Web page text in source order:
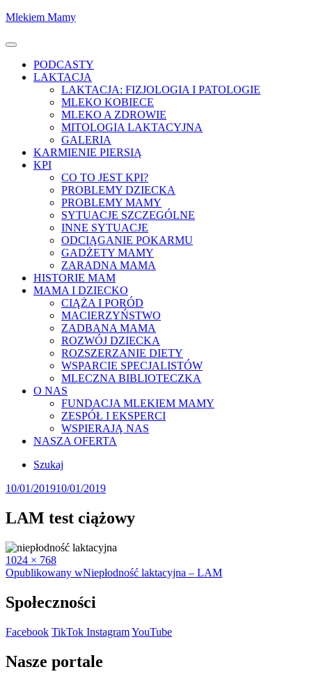
Skocz
treści
Mlekiem Mamy
Menu
PODCASTY
LAKTACJA
LAKTACJA: FIZJOLOGIA I PATOLOGIE
MLEKO KOBIECE
MLEKO A ZDROWIE
MITOLOGIA LAKTACYJNA
GALERIA
KARMIENIE PIERSIĄ
KPI
CO TO JEST KPI?
PROBLEMY DZIECKA
PROBLEMY MAMY
SYTUACJE SZCZEGÓLNE
INNE SYTUACJE
ODCIĄGANIE POKARMU
GADŻETY MAMY
ZARADNA MAMA
HISTORIE MAM
MAMA I DZIECKO
CIĄŻA I PORÓD
MACIERZYŃSTWO
ZADBANA MAMA
ROZWÓJ DZIECKA
ROZSZERZANIE DIETY
WSPARCIE SPECJALISTÓW
MLECZNA BIBLIOTECZKA
O NAS
FUNDACJA MLEKIEM MAMY
ZESPÓŁ I EKSPERCI
WSPIERAJĄ NAS
NASZA OFERTA
Szukaj
Posted
10/01/201910/01/2019
LAM test ciążowy
Full
size
1024 × 768
Nawigacja
wpisu
Opublikowany wNiepłodność laktacyjna – LAM
Społeczności
Facebook TikTok InstagramYouTube
Nasze portale